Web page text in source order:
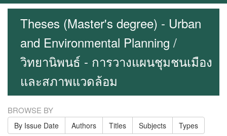
Theses (Master's degree) - Urban
and Environmental Planning /
วิทยานิพนธ์ - การวางแผนชุมชนเมือง
และสภาพแวดล้อม
BROWSE BY
By Issue Date Authors Titles Subjects Types